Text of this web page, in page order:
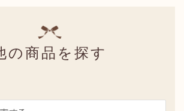
の商品を探す